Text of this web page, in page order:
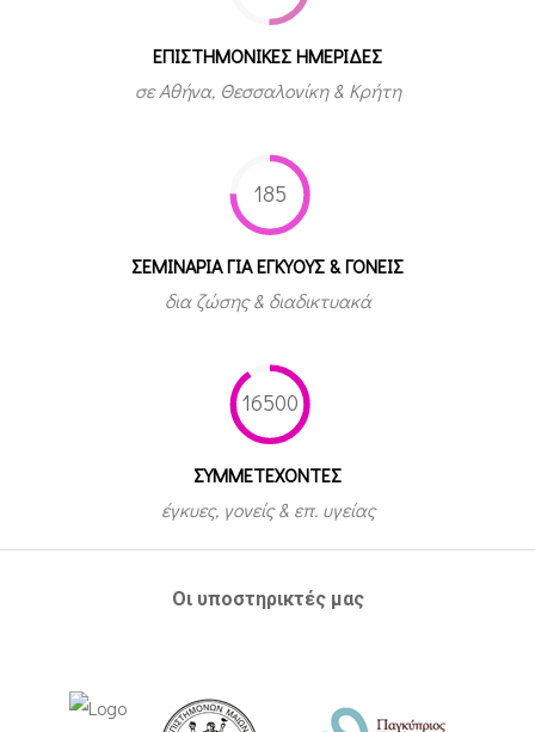
ΕΠΙΣΤΗΜΟΝΙΚΕΣ ΗΜΕΡΙΔΕΣ
σε Αθήνα, Θεσσαλονίκη & Κρήτη
185
ΣΕΜΙΝΑΡΙΑ ΓΙΑ ΕΓΚΥΟΥΣ & ΓΟΝΕΙΣ
δια ζώσης & διαδικτυακά
16500
ΣΥΜΜΕΤEΧΟΝΤΕΣ
έγκυες, γονείς & επ. υγείας
Οι υποστηρικτές μας